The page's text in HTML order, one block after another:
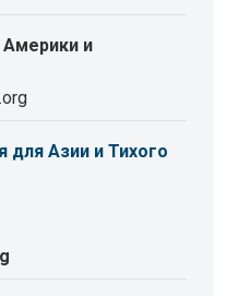
и
для Азии и Тихого